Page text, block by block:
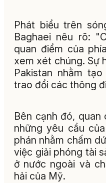
Phát biểu trên
Baghaei nêu rõ:
quan điểm của
xem xét chúng. Sự
Pakistan nhằm
trao đổi các thông
Bên cạnh đó,
những yêu cầu
phán nhằm chấm
việc giải phóng tài
ở nước ngoài và
hải của Mỹ.